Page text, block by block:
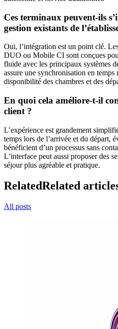
Ces terminaux peuvent-ils
gestion existants de
Oui, l’intégration est un point clé.
DUO ou Mobile CI sont conçues
fluide avec les principaux systèmes
assure une synchronisation en temps
disponibilité des chambres et des
En quoi cela améliore-t-il
client ?
L’expérience est grandement
temps lors de l’arrivée et du départ,
bénéficient d’un processus sans
L’interface peut aussi proposer des
séjour plus agréable et pratique.
RelatedRelated
All posts